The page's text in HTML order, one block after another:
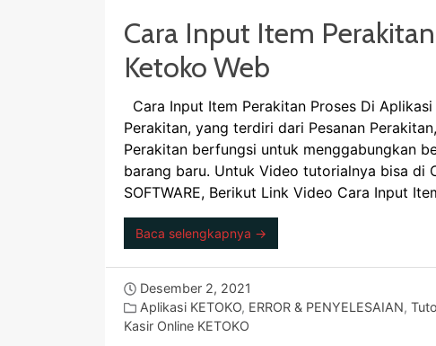
Cara Input Item
Ketoko Web
Cara Input Item Perakitan Proses Di
Perakitan, yang terdiri dari Pesanan
Perakitan berfungsi untuk menggabungkan
barang baru. Untuk Video tutorialnya bisa di
SOFTWARE, Berikut Link Video Cara Input
Baca selengkapnya →
Desember 2, 2021
Aplikasi KETOKO, ERROR & PENYELESAIAN,
Kasir Online KETOKO